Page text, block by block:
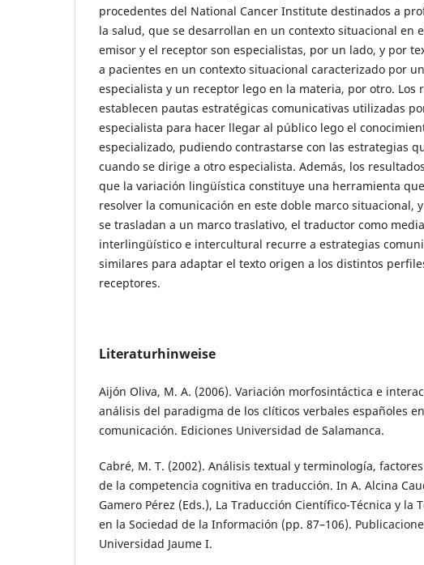
procedentes del National Cancer Institute destinados a
la salud, que se desarrollan en un contexto situacional en
emisor y el receptor son especialistas, por un lado, y por
a pacientes en un contexto situacional caracterizado por
especialista y un receptor lego en la materia, por otro. Los
establecen pautas estratégicas comunicativas utilizadas
especialista para hacer llegar al público lego el
especializado, pudiendo contrastarse con las estrategias
cuando se dirige a otro especialista. Además, los
que la variación lingüística constituye una herramienta
resolver la comunicación en este doble marco situacional,
se trasladan a un marco traslativo, el traductor como
interlingüístico e intercultural recurre a estrategias
similares para adaptar el texto origen a los distintos
receptores.
Literaturhinweise
Aijón Oliva, M. A. (2006). Variación morfosintáctica e
análisis del paradigma de los clíticos verbales españoles
comunicación. Ediciones Universidad de Salamanca.
Cabré, M. T. (2002). Análisis textual y terminología,
de la competencia cognitiva en traducción. In A. Alcina
Gamero Pérez (Eds.), La Traducción Científico-Técnica y la
en la Sociedad de la Información (pp. 87–106).
Universidad Jaume I.